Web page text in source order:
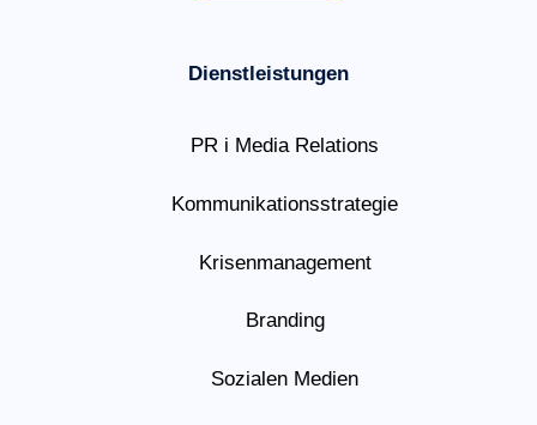
Dienstleistungen
PR i Media Relations
Kommunikationsstrategie
Krisenmanagement
Branding
Sozialen Medien